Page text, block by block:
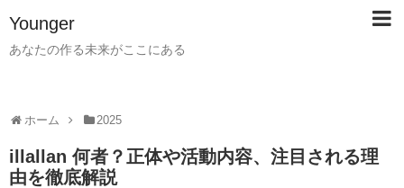
Younger
あなたの作る未来がここにある
ホーム 2025
illallan 何者？正体や活動内容、注目される理
由を徹底解説